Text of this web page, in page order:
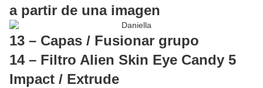
a partir de una imagen
13 – Capas / Fusionar grupo
14 – Filtro Alien Skin Eye Candy 5
Impact / Extrude